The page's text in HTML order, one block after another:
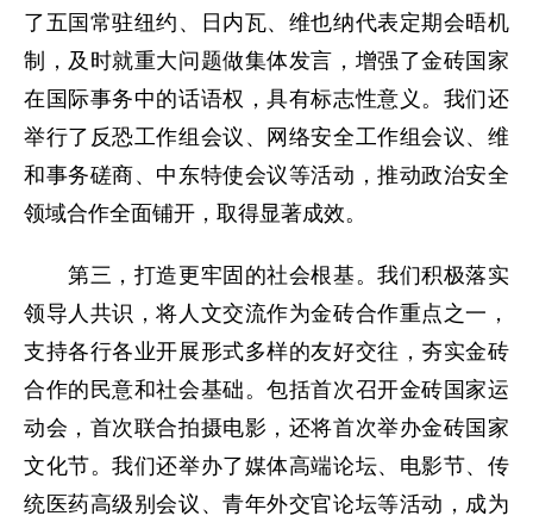
了五国常驻纽约、日内瓦、维也纳代表定期会晤机
制，及时就重大问题做集体发言，增强了金砖国家
在国际事务中的话语权，具有标志性意义。我们还
举行了反恐工作组会议、网络安全工作组会议、维
和事务磋商、中东特使会议等活动，推动政治安全
领域合作全面铺开，取得显著成效。
第三，打造更牢固的社会根基。我们积极落实
领导人共识，将人文交流作为金砖合作重点之一，
支持各行各业开展形式多样的友好交往，夯实金砖
合作的民意和社会基础。包括首次召开金砖国家运
动会，首次联合拍摄电影，还将首次举办金砖国家
文化节。我们还举办了媒体高端论坛、电影节、传
统医药高级别会议、青年外交官论坛等活动，成为